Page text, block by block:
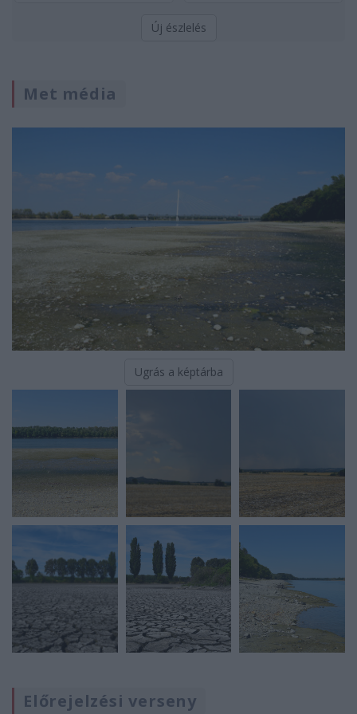
Új észlelés
Met média
Ugrás a képtárba
Előrejelzési verseny